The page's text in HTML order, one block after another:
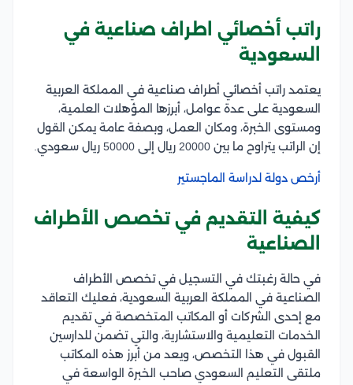
راتب أخصائي اطراف صناعية في
السعودية
يعتمد راتب أخصائي أطراف صناعية في المملكة العربية
السعودية على عدة عوامل، أبرزها المؤهلات العلمية،
ومستوى الخبرة، ومكان العمل، وبصفة عامة يمكن القول
إن الراتب يتراوح ما بين 20000 ريال إلى 50000 ريال سعودي.
أرخص دولة لدراسة الماجستير
كيفية التقديم في تخصص الأطراف
الصناعية
في حالة رغبتك في التسجيل في تخصص الأطراف
الصناعية في المملكة العربية السعودية، فعليك التعاقد
مع إحدى الشركات أو المكاتب المتخصصة في تقديم
الخدمات التعليمية والاستشارية، والتي تضمن للدارسين
القبول في هذا التخصص، ويعد من أبرز هذه المكاتب
ملتقى التعليم السعودي صاحب الخبرة الواسعة في